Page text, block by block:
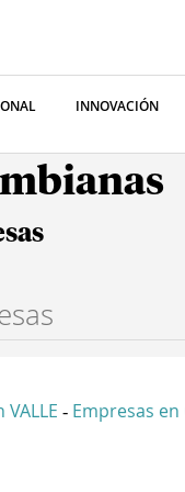
INNOVACIÓN
- Empresas en